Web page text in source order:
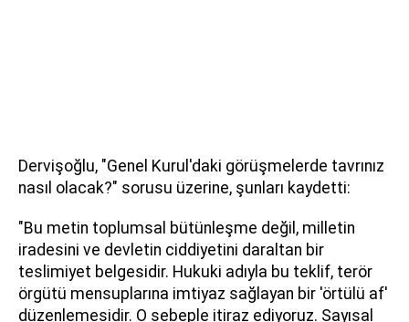
Dervişoğlu, "Genel Kurul'daki görüşmelerde tavrınız
nasıl olacak?" sorusu üzerine, şunları kaydetti:
"Bu metin toplumsal bütünleşme değil, milletin
iradesini ve devletin ciddiyetini daraltan bir
teslimiyet belgesidir. Hukuki adıyla bu teklif, terör
örgütü mensuplarına imtiyaz sağlayan bir 'örtülü af'
düzenlemesidir. O sebeple itiraz ediyoruz. Sayısal